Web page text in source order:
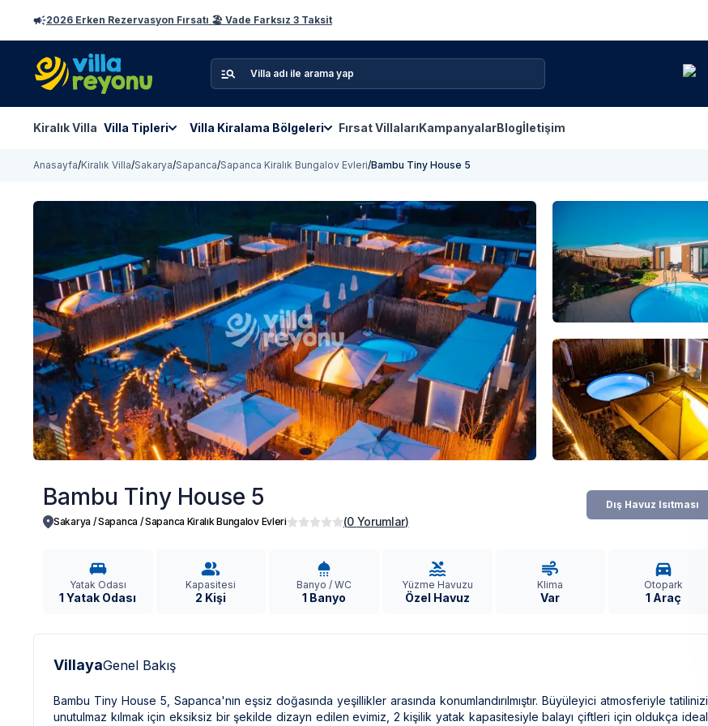
2026 Erken Rezervasyon Fırsatı 🏖️ Vade Farksız 3 Taksit
Kiralık Villa Villa Tipleri Villa Kiralama Bölgeleri Fırsat VillalarıKampanyalarBlogİletişim
Anasayfa/Kiralık Villa/Sakarya/Sapanca/Sapanca Kiralık Bungalov Evleri/Bambu Tiny House 5
Bambu Tiny House 5
Sakarya / Sapanca /Sapanca Kiralık Bungalov Evleri (0 Yorumlar)
Dış Havuz Isıtması
Yatak Odası
1 Yatak Odası
Kapasitesi
2 Kişi
Banyo / WC
1 Banyo
Yüzme Havuzu
Özel Havuz
Klima
Var
Otopark
1 Araç
VillayaGenel Bakış
Bambu Tiny House 5, Sapanca'nın eşsiz doğasında yeşillikler arasında konumlandırılmıştır. Büyüleyici atmosferiyle tatilinizi
unutulmaz kılmak için eksiksiz bir şekilde dizayn edilen evimiz, 2 kişilik yatak kapasitesiyle balayı çiftleri için oldukça ideal